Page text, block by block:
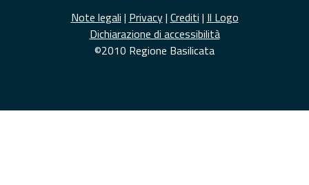
Note legali | Privacy| Crediti | Il Logo
Dichiarazione di accessibilità
©2010 Regione Basilicata